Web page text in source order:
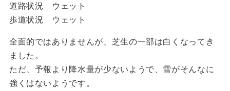
道路状況 ウェット
歩道状況 ウェット
全面的ではありませんが、芝生の一部は白くなってき
ました。
ただ、予報より降水量が少ないようで、雪がそんなに
強くはないようです。